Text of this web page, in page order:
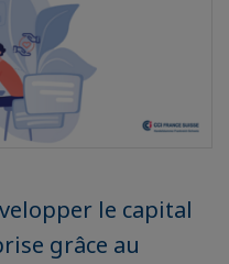
le capital
grâce au